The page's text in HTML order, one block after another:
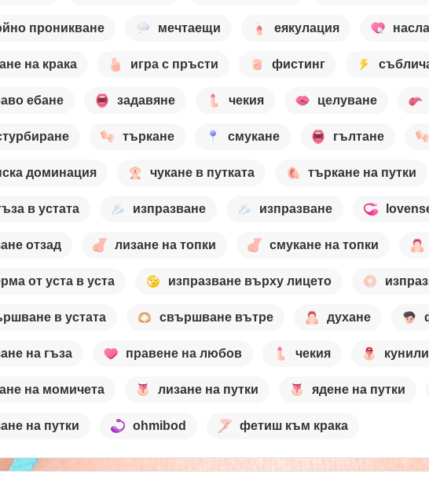
проникване мечтаещи еякулация
на крака игра с пръсти фистинг
ебане задавяне чекия целуване
търкане смукане гълтане
доминация чукане в путката търкане на путки
в устата изпразване изпразване
отзад лизане на топки смукане на топки
от уста в уста изпразване върху лицето
в устата свършване вътре духане
на гъза правене на любов чекия
на момичета лизане на путки ядене на путки
на путки ohmibod фетиш към крака